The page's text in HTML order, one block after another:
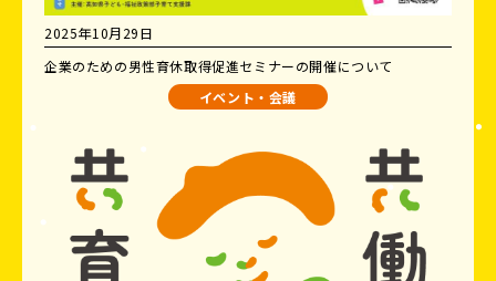
2025年10月29日
企業のための男性育休取得促進セミナーの開催について
イベント・会議